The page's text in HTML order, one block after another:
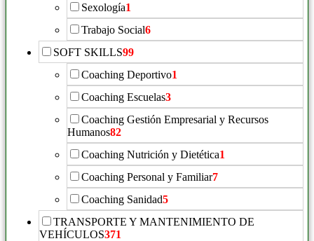
Sexología1
Trabajo Social6
SOFT SKILLS99
Coaching Deportivo1
Coaching Escuelas3
Coaching Gestión Empresarial y Recursos
Humanos82
Coaching Nutrición y Dietética1
Coaching Personal y Familiar7
Coaching Sanidad5
TRANSPORTE Y MANTENIMIENTO DE
VEHÍCULOS371